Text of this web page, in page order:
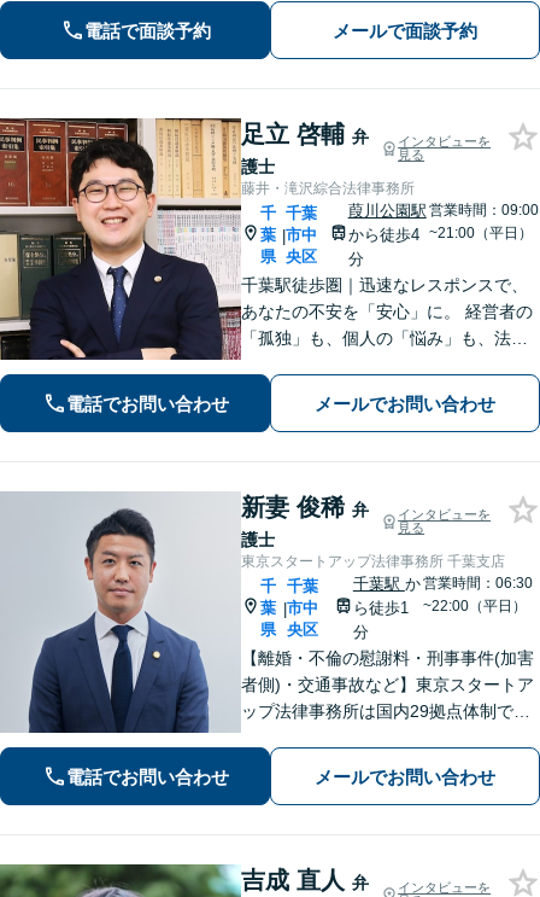
親身にサポートし解決へ。【企業勤め
経験有の弁護士】
電話で面談予約 メールで面談予約
足立 啓輔 弁
護士
インタビューを
見る
藤井・滝沢綜合法律事務所
千
葉
県
|
千葉
市中
央区
葭川公園駅
から徒歩4
分
営業時間：09:00
~21:00（平日）
千葉駅徒歩圏｜迅速なレスポンスで、
あなたの不安を「安心」に。 経営者の
「孤独」も、個人の「悩み」も、法務
務】法務と経営のダブル顧問 【労働問
題】不当解雇・残業代請求 【債務整
電話でお問い合わせ メールでお問い合わせ
新妻 俊稀 弁
護士
インタビューを
見る
東京スタートアップ法律事務所 千葉支店
千
葉
県
|
千葉
市中
央区
千葉駅 か
ら徒歩1
分
営業時間：06:30
~22:00（平日）
【離婚・不倫の慰謝料・刑事事件(加害
者側)・交通事故など】東京スタートア
ップ法律事務所は国内29拠点体制で全
対応(法律相談は完全予約制)】各分野で
専門性の高い弁護士が寄り添い解決を
電話でお問い合わせ メールでお問い合わせ
吉成 直人 弁
インタビューを